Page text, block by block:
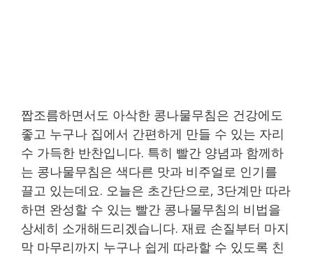
짭조름하면서도 아삭한 콩나물무침은 건강에도
좋고 누구나 집에서 간편하게 만들 수 있는 자리
수 가득한 반찬입니다. 특히 빨간 양념과 함께하
는 콩나물무침은 색다른 맛과 비주얼로 인기를
끌고 있는데요. 오늘은 초간단으로, 3단계만 따라
하면 완성할 수 있는 빨간 콩나물무침의 비법을
상세히 소개해드리겠습니다. 재료 손질부터 마지
막 마무리까지 누구나 쉽게 따라할 수 있도록 친